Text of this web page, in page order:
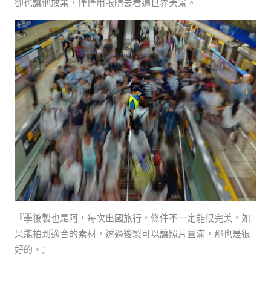
卻也讓他放棄，僅僅用眼睛去看遍世界美景。
『學後製也是阿，每次出國旅行，條件不一定能很完美，如
果能拍到適合的素材，透過後製可以讓照片圓滿，那也是很
好的。』